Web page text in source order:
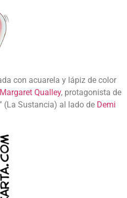
con acuarela y lápiz de color
Margaret Qualley, protagonista de
(La Sustancia) al lado de Demi